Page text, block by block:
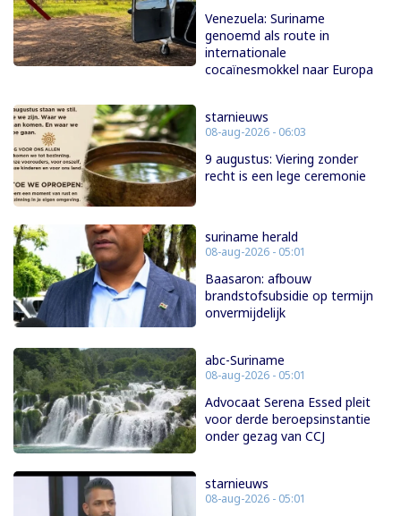
Venezuela: Suriname
genoemd als route in
internationale
cocaïnesmokkel naar Europa
starnieuws
08-aug-2026 - 06:03
9 augustus: Viering zonder
recht is een lege ceremonie
suriname herald
08-aug-2026 - 05:01
Baasaron: afbouw
brandstofsubsidie op termijn
onvermijdelijk
abc-Suriname
08-aug-2026 - 05:01
Advocaat Serena Essed pleit
voor derde beroepsinstantie
onder gezag van CCJ
starnieuws
08-aug-2026 - 05:01